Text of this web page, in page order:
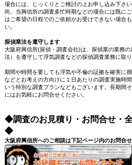
場合には、じっくりとご検討の上お申し込み下さい
尚、当興信所の調査多忙時期などの場合には既に
はご希望の日程でのご依頼がお受けできない場合
い。
探偵業法を遵守します
大阪府興信所(探偵・調査会社)は、探偵業の業務
法）を遵守して浮気調査などの探偵調査業務に取
期間や時間を要しても浮気や不倫の証拠を確実に
などとお考えの方向けに１日あたりの調査実施時
いう特別な調査プランなどもございます。長期間
にはお気軽にお問合せください。
◆調査のお見積り・お問合せ・
◆
大阪府興信所へのご相談は下記ページ内のお問合